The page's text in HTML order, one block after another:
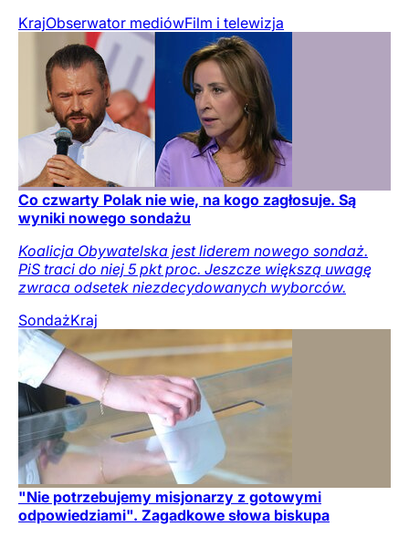
KrajObserwator mediówFilm i telewizja
Co czwarty Polak nie wie, na kogo zagłosuje. Są
wyniki nowego sondażu
Koalicja Obywatelska jest liderem nowego sondaż.
PiS traci do niej 5 pkt proc. Jeszcze większą uwagę
zwraca odsetek niezdecydowanych wyborców.
SondażKraj
"Nie potrzebujemy misjonarzy z gotowymi
odpowiedziami". Zagadkowe słowa biskupa